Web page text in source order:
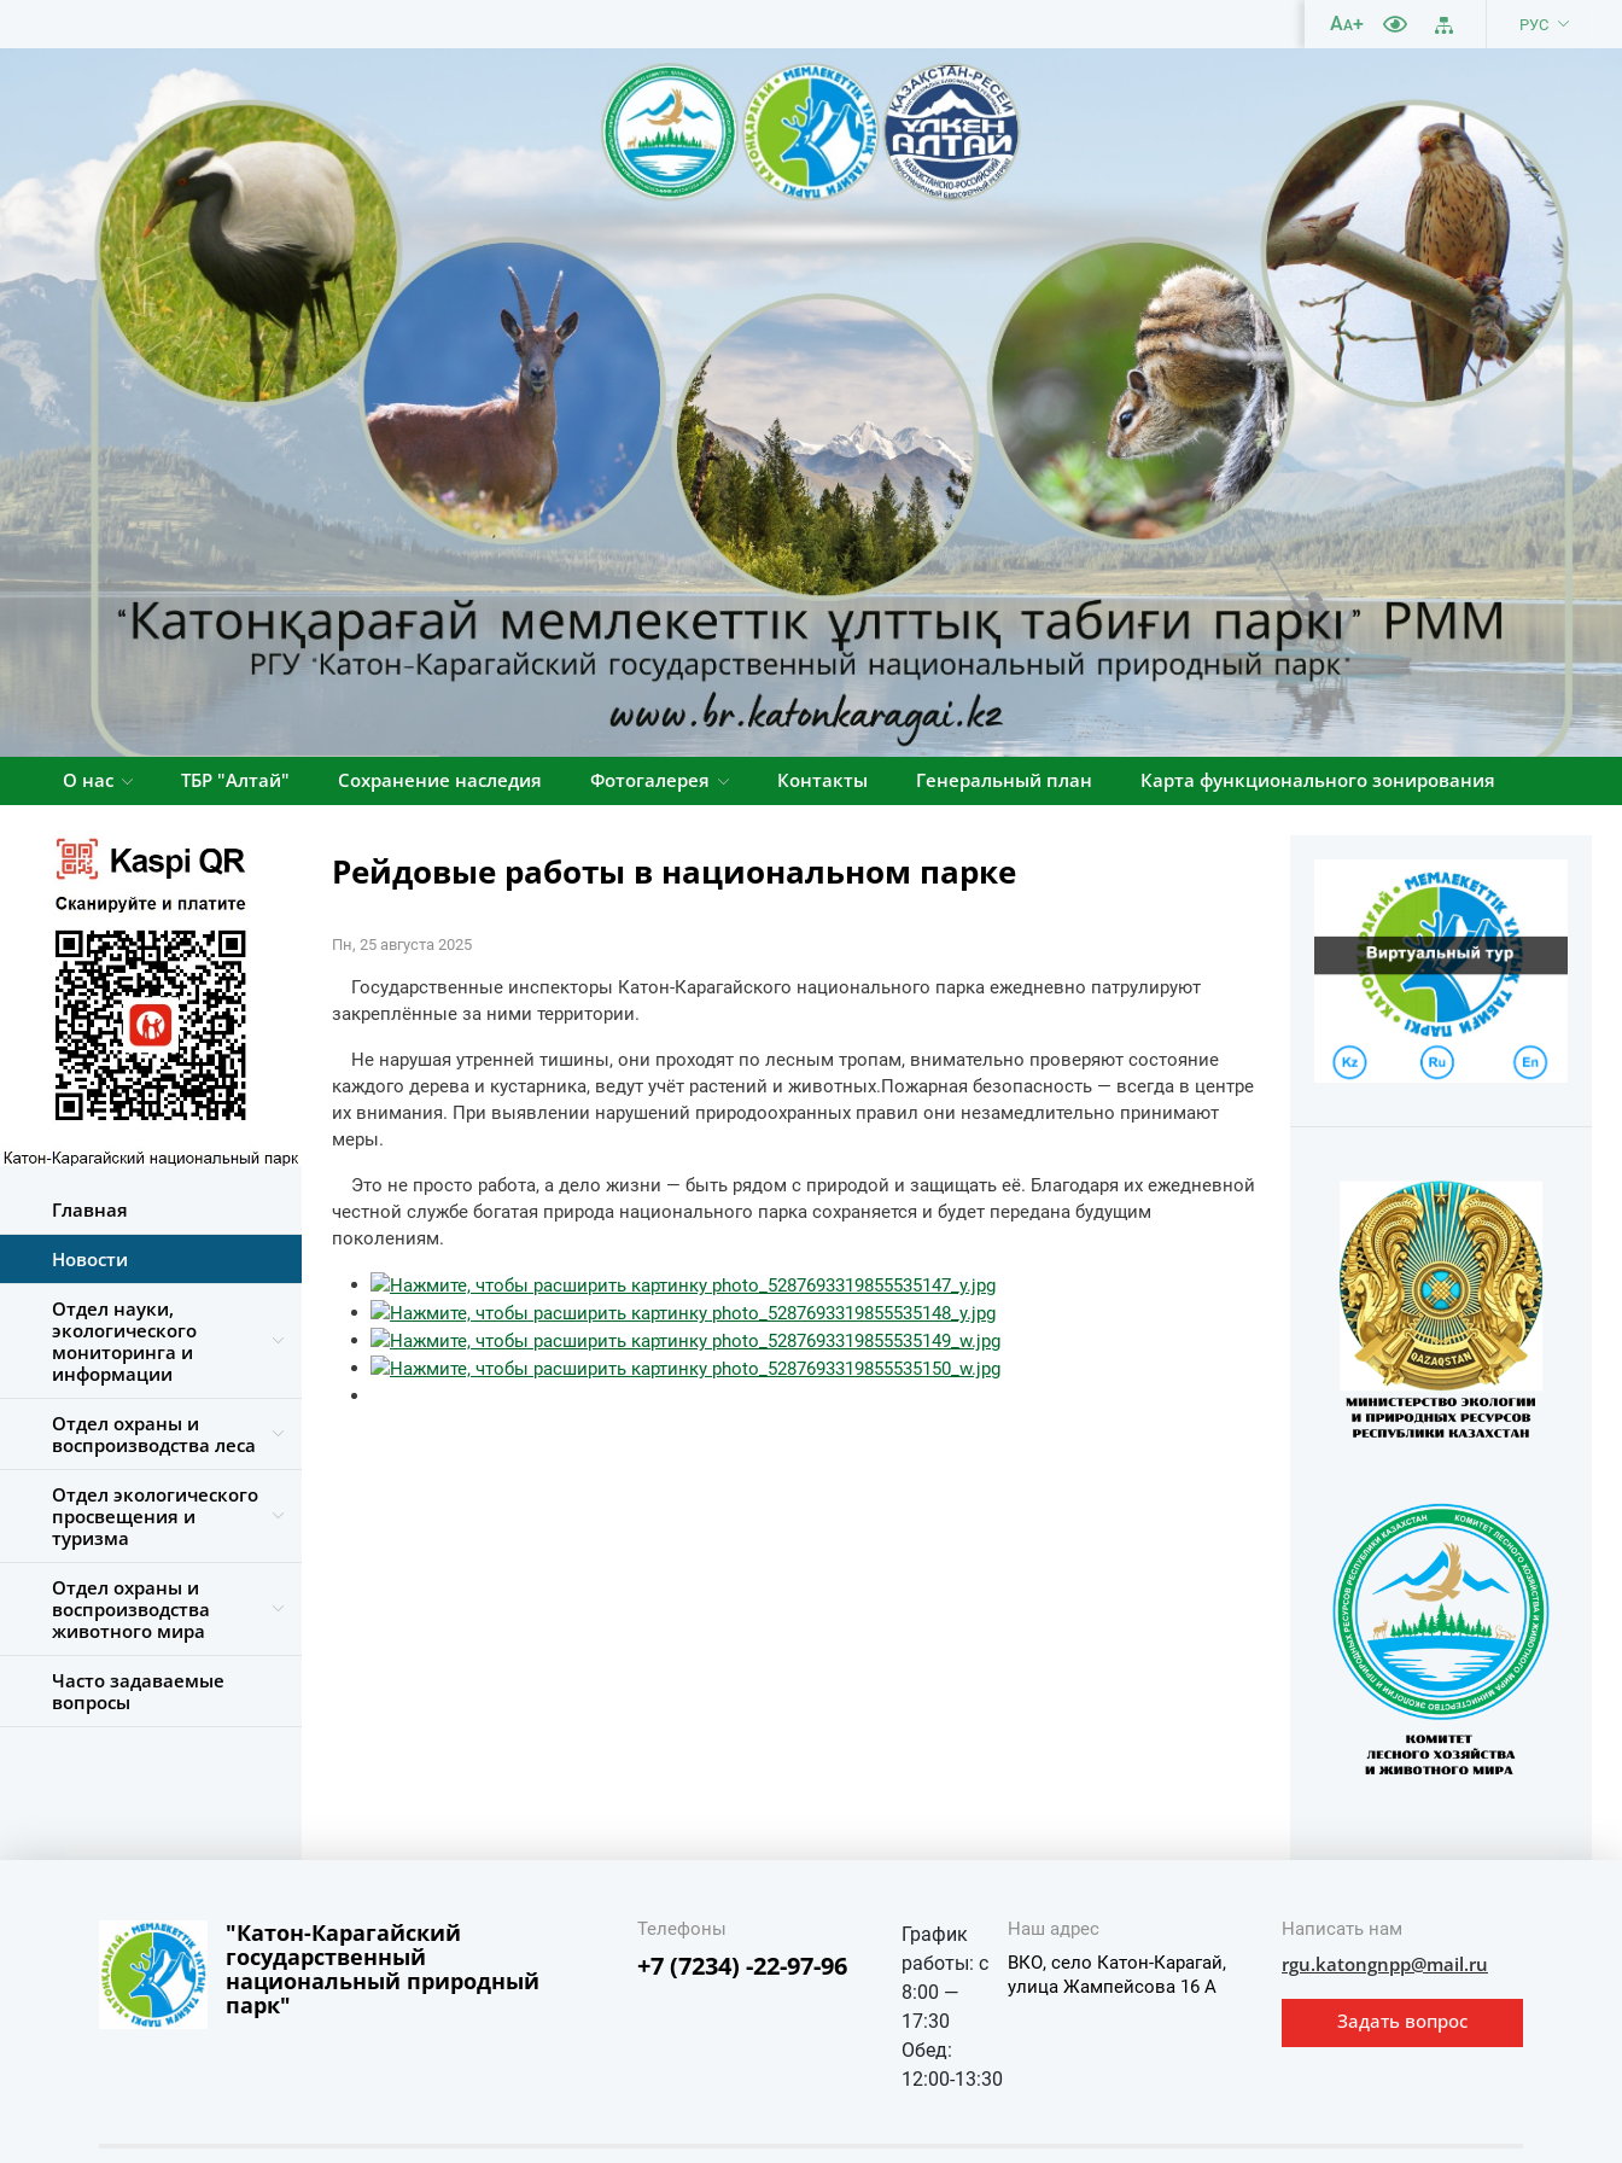
AA+ РУС
О нас ТБР "Алтай" Сохранение наследия Фотогалерея Контакты Генеральный план Карта функционального зонирования
Главная
Новости
Отдел науки,
экологического
мониторинга и
информации
Отдел охраны и
воспроизводства леса
Отдел экологического
просвещения и
туризма
Отдел охраны и
воспроизводства
животного мира
Часто задаваемые
вопросы
Рейдовые работы в национальном парке
Пн, 25 августа 2025
Государственные инспекторы Катон-Карагайского национального парка ежедневно патрулируют
закреплённые за ними территории.
Не нарушая утренней тишины, они проходят по лесным тропам, внимательно проверяют состояние
каждого дерева и кустарника, ведут учёт растений и животных.Пожарная безопасность — всегда в центре
их внимания. При выявлении нарушений природоохранных правил они незамедлительно принимают
меры.
Это не просто работа, а дело жизни — быть рядом с природой и защищать её. Благодаря их ежедневной
честной службе богатая природа национального парка сохраняется и будет передана будущим
поколениям.
"Катон-Карагайский
государственный
национальный природный
парк"
Телефоны
+7 (7234) -22-97-96
График
работы: с
8:00 —
17:30
Обед:
12:00-13:30
Наш адрес
ВКО, село Катон-Карагай,
улица Жампейсова 16 А
Написать нам
rgu.katongnpp@mail.ru
Задать вопрос